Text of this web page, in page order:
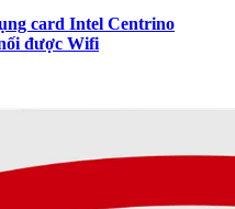
card Intel Centrino
được Wifi